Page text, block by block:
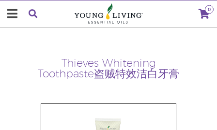
0
Thieves Whitening
Toothpaste盗贼特效洁白牙膏